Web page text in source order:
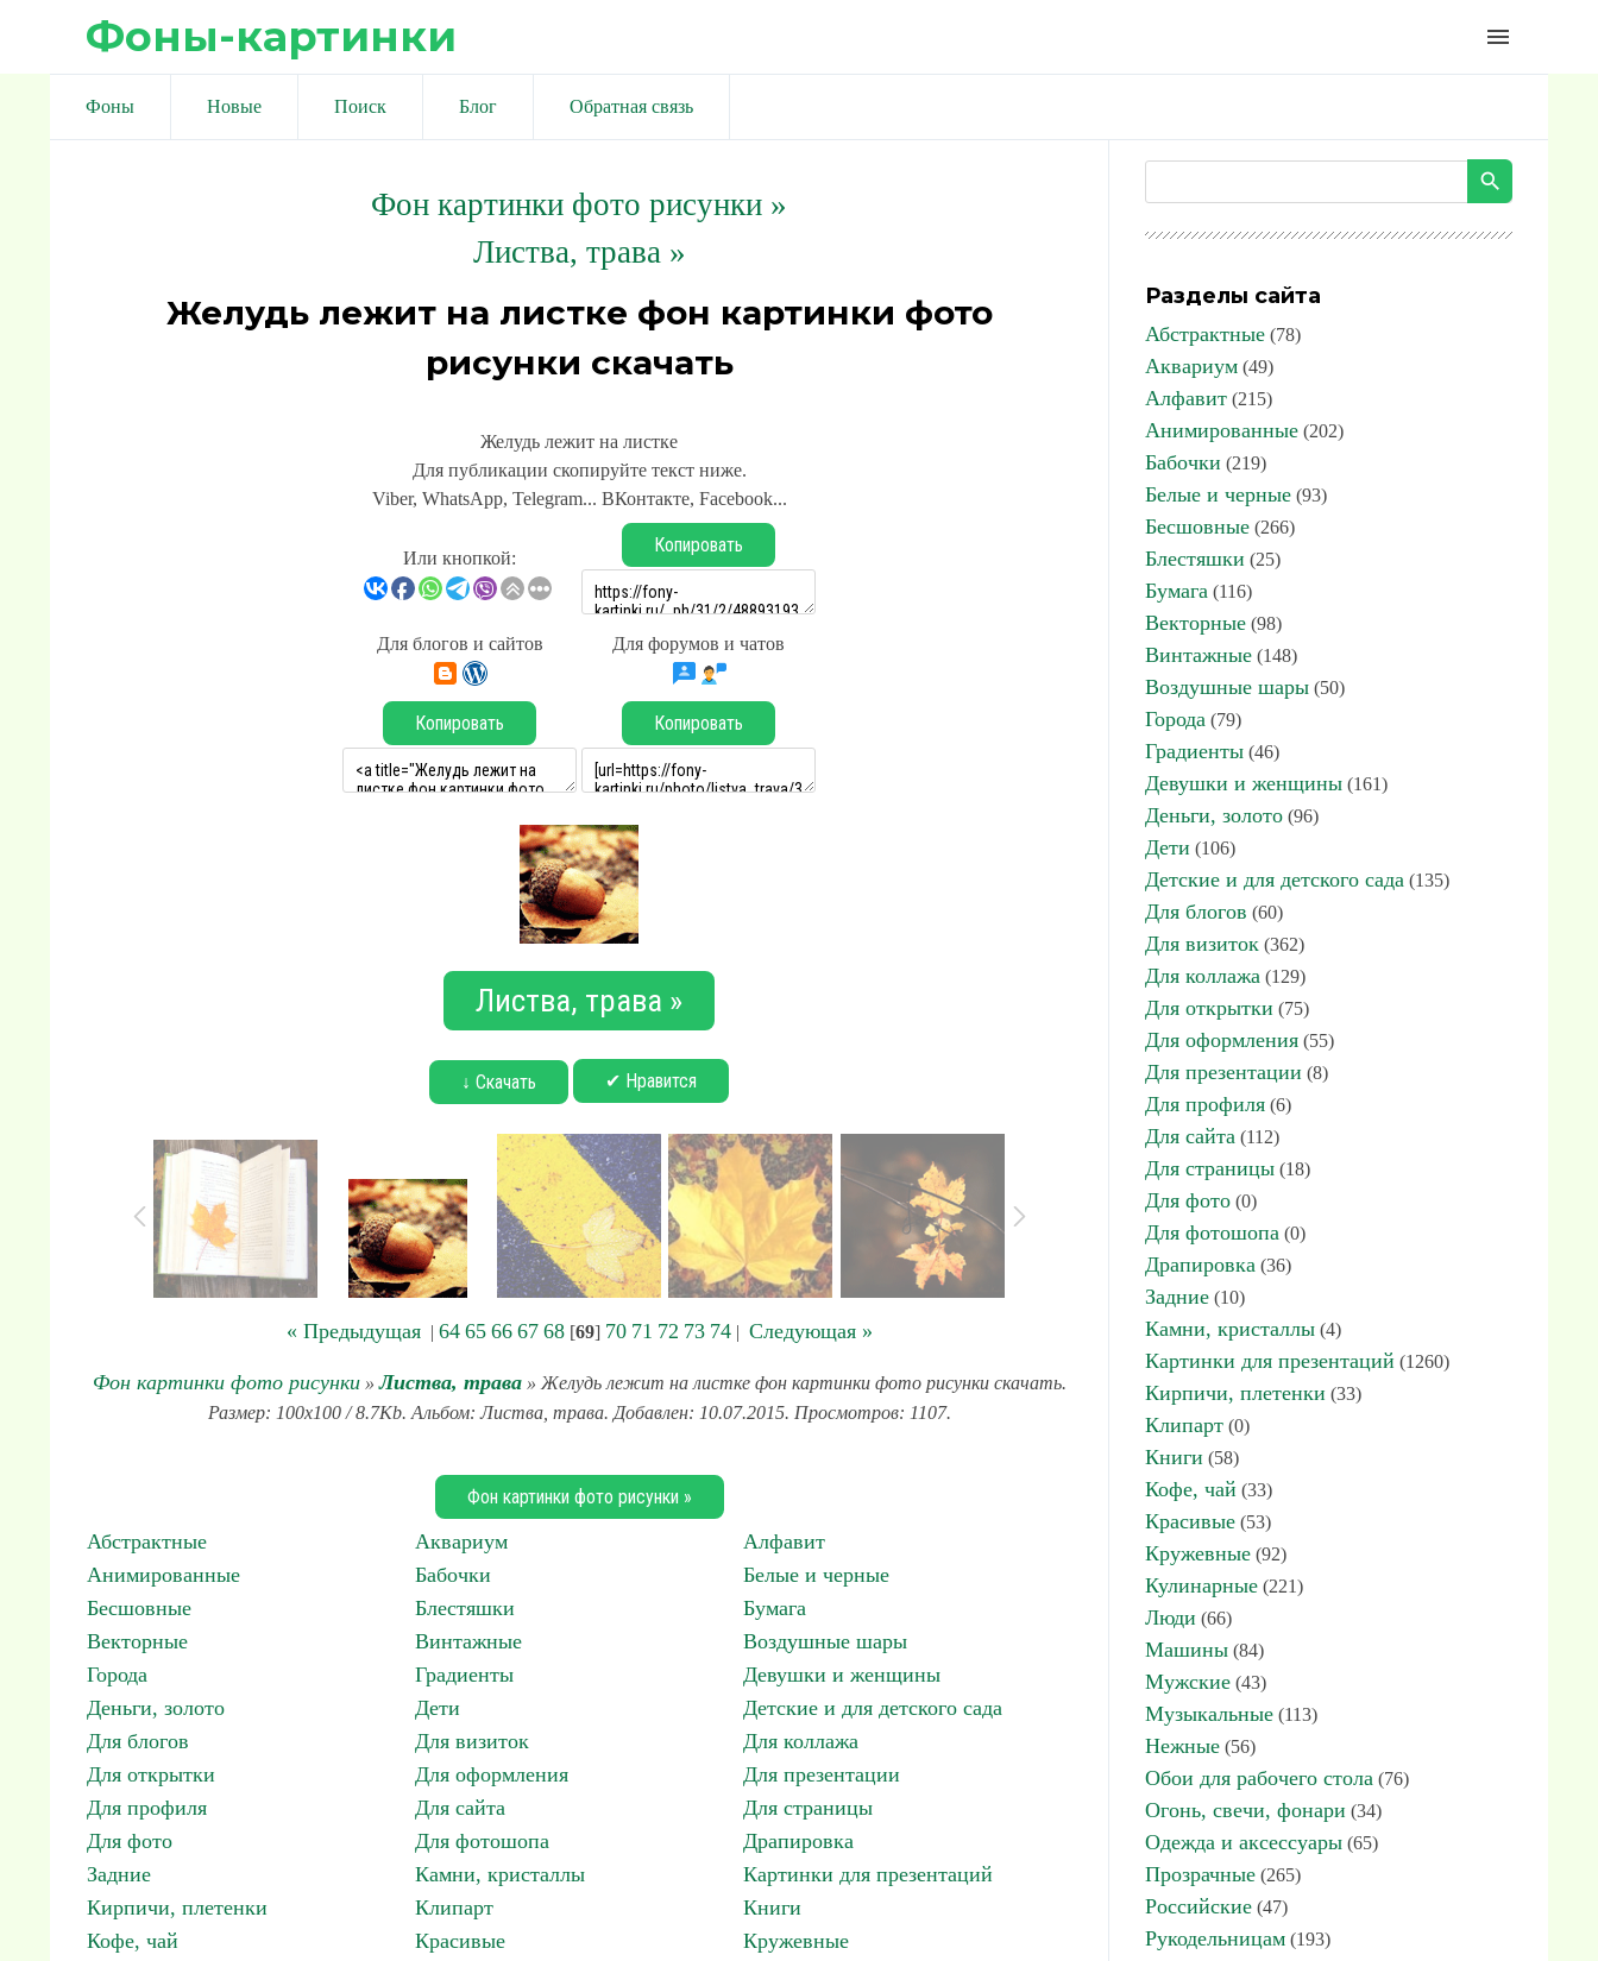
Фоны-картинки menu
Фоны Новые Поиск Блог Обратная связь
Фон картинки фото рисунки »
Листва, трава »
Желудь лежит на листке фон картинки фото
рисунки скачать
Желудь лежит на листке
Для публикации скопируйте текст ниже.
Viber, WhatsApp, Telegram... ВКонтакте, Facebook...
Или кнопкой:
Копировать
Для блогов и сайтов Для форумов и чатов
Копировать Копировать
Листва, трава »
↓ Скачать ✔ Нравится
« Предыдущая| 64 65 66 67 68[69] 70 71 72 73 74| Следующая »
Фон картинки фото рисунки»Листва, трава» Желудь лежит на листке фон картинки фото рисунки скачать.
Размер: 100x100 / 8.7Kb. Альбом: Листва, трава. Добавлен: 10.07.2015. Просмотров: 1107.
Фон картинки фото рисунки »
Абстрактные Аквариум
Алфавит
Анимированные
Бабочки
Белые и черные
Бесшовные
Блестяшки
Бумага
Векторные
Винтажные
Воздушные шары
Города
Градиенты
Девушки и женщины
Деньги, золото
Дети
Детские и для детского сада
Для блогов
Для визиток
Для коллажа
Для открытки
Для оформления
Для презентации
Для профиля
Для сайта
Для страницы
Для фото
Для фотошопа
Драпировка
Задние
Камни, кристаллы
Картинки для презентаций
Кирпичи, плетенки
Клипарт
Книги
Кофе, чай
Красивые
Кружевные
Разделы сайта
Абстрактные (78)
Аквариум (49)
Алфавит (215)
Анимированные (202)
Бабочки (219)
Белые и черные (93)
Бесшовные (266)
Блестяшки (25)
Бумага (116)
Векторные (98)
Винтажные (148)
Воздушные шары (50)
Города (79)
Градиенты (46)
Девушки и женщины (161)
Деньги, золото (96)
Дети (106)
Детские и для детского сада (135)
Для блогов (60)
Для визиток (362)
Для коллажа (129)
Для открытки (75)
Для оформления (55)
Для презентации (8)
Для профиля (6)
Для сайта (112)
Для страницы (18)
Для фото (0)
Для фотошопа (0)
Драпировка (36)
Задние (10)
Камни, кристаллы (4)
Картинки для презентаций (1260)
Кирпичи, плетенки (33)
Клипарт (0)
Книги (58)
Кофе, чай (33)
Красивые (53)
Кружевные (92)
Кулинарные (221)
Люди (66)
Машины (84)
Мужские (43)
Музыкальные (113)
Нежные (56)
Обои для рабочего стола (76)
Огонь, свечи, фонари (34)
Одежда и аксессуары (65)
Прозрачные (265)
Российские (47)
Рукодельницам (193)